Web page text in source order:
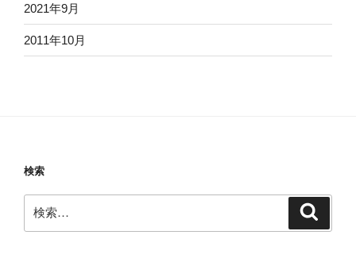
2021年9月
2011年10月
検索
索: